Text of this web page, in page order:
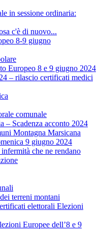
in sessione ordinaria:
c'è di nuovo...
8-9 giugno
Europeo 8 e 9 giugno 2024
– rilascio certificati medici
comunale
– Scadenza acconto 2024
Montagna Marsicana
9 giugno 2024
che ne rendano
terreni montani
elettorali Elezioni
Europee dell’8 e 9